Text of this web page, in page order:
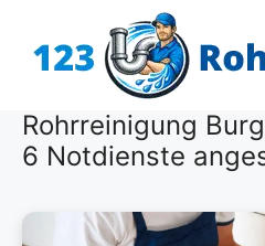
Inhalt
Rohrreinigung
6 Notdienste